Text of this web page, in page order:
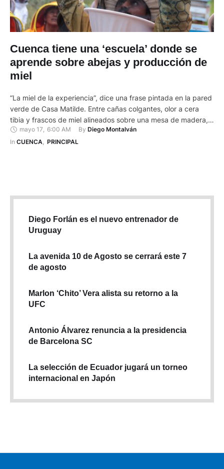
Cuenca tiene una ‘escuela’ donde se
aprende sobre abejas y producción de
miel
“La miel de la experiencia”, dice una frase pintada en la pared
verde de Casa Matilde. Entre cañas colgantes, olor a cera
tibia y frascos de miel alineados sobre una mesa de madera,
Javier Inga recibe a los visitantes de la Escuela de Apicultura
de Sinincay, al norte de Cuenca. La casa parece más un …
mayo 17 6:00 AM By Diego Montalván
In CUENCA, PRINCIPAL
Diego Forlán es el nuevo entrenador de
Uruguay
La avenida 10 de Agosto se cerrará este 7
de agosto
Marlon ‘Chito’ Vera alista su retorno a la
UFC
Antonio Álvarez renuncia a la presidencia
de Barcelona SC
La selección de Ecuador jugará un torneo
internacional en Japón